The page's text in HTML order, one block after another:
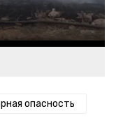
опасность